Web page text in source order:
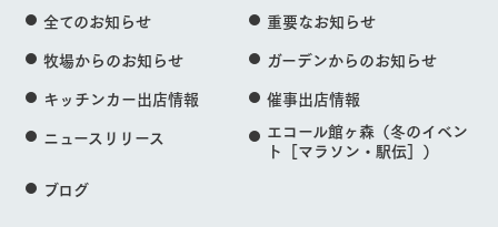
全てのお知らせ
重要なお知らせ
牧場からのお知らせ
ガーデンからのお知らせ
キッチンカー出店情報
催事出店情報
ニュースリリース
エコール館ヶ森（冬のイベン
ト［マラソン・駅伝］）
ブログ